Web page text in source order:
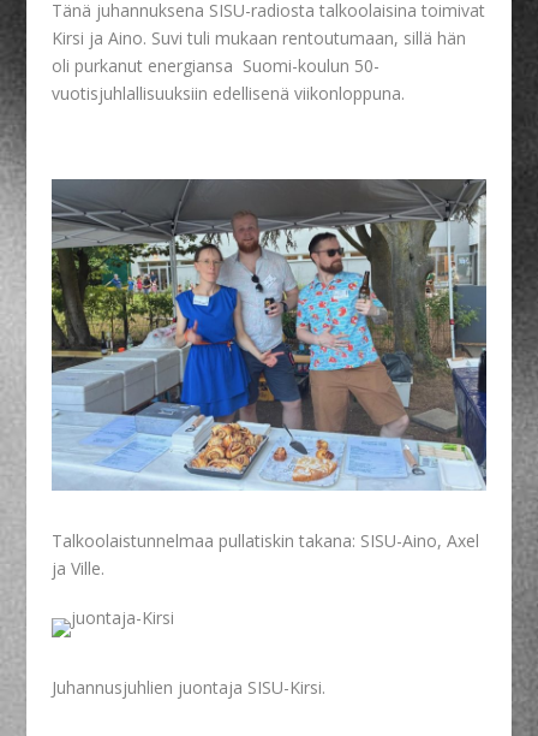
Tänä juhannuksena SISU-radiosta talkoolaisina toimivat
Kirsi ja Aino. Suvi tuli mukaan rentoutumaan, sillä hän
oli purkanut energiansa Suomi-koulun 50-
vuotisjuhlallisuuksiin edellisenä viikonloppuna.
Talkoolaistunnelmaa pullatiskin takana: SISU-Aino, Axel
ja Ville.
Juhannusjuhlien juontaja SISU-Kirsi.